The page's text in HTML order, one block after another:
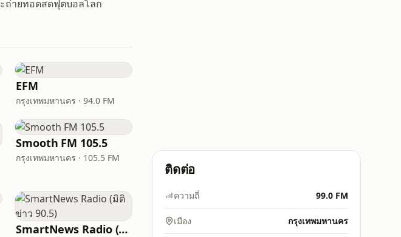
ถ่ายทอดสดฟุตบอลโลก
EFM
กรุงเทพมหานคร · 94.0 FM
Smooth FM 105.5
กรุงเทพมหานคร · 105.5 FM
SmartNews Radio (มิติข่าว 90.5)
ติดต่อ
ความถี่ 99.0 FM
เมือง กรุงเทพมหานคร